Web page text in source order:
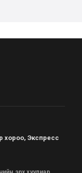
р хороо, Экспресс